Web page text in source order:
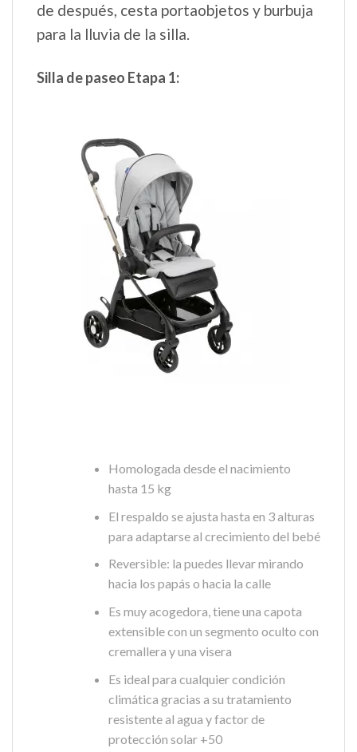
de después, cesta portaobjetos y burbuja
para la lluvia de la silla.
Silla de paseo Etapa 1:
Homologada desde el nacimiento
hasta 15 kg
El respaldo se ajusta hasta en 3 alturas
para adaptarse al crecimiento del bebé
Reversible: la puedes llevar mirando
hacia los papás o hacia la calle
Es muy acogedora, tiene una capota
extensible con un segmento oculto con
cremallera y una visera
Es ideal para cualquier condición
climática gracias a su tratamiento
resistente al agua y factor de
protección solar +50